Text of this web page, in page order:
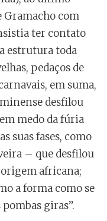
Gramacho com
ter contato
estrutura toda
pedaços de
em suma,
desfilou
medo da fúria
suas fases, como
– que desfilou
africana;
a forma como se
giras”.